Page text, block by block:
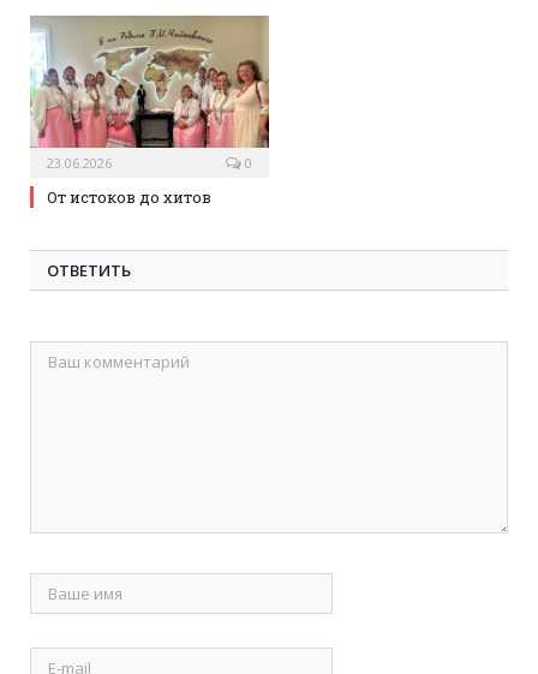
23.06.2026 0
От истоков до хитов
ОТВЕТИТЬ